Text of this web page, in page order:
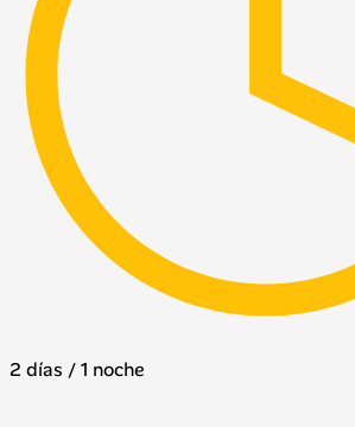
2 días / 1 noche